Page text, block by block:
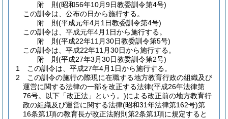
附 則(昭和56年10月9日教委訓令第4号)
この訓令は、公布の日から施行する。
附 則(平成元年4月1日教委訓令第4号)
この訓令は、平成元年4月1日から施行する。
附 則(平成22年11月30日教委訓令第5号)
この訓令は、平成22年11月30日から施行する。
附 則(平成27年3月30日教委訓令第2号)
1
この訓令は、平成27年4月1日から施行する。
2
この訓令の施行の際現に在職する地方教育行政の組織及び
運営に関する法律の一部を改正する法律(平成26年法律第
76号。以下「改正法」という。)による改正前の地方教育行
政の組織及び運営に関する法律(昭和31年法律第162号)第
16条第1項の教育長が改正法附則第2条第1項に規定すると